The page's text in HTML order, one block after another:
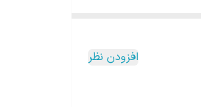
افزودن نظر